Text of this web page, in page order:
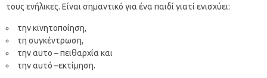
τους ενήλικες. Είναι σημαντικό για ένα παιδί γιατί ενισχύει:
την κινητοποίηση,
τη συγκέντρωση,
την αυτο – πειθαρχία και
την αυτό –εκτίμηση.